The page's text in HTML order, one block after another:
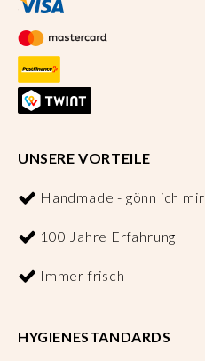
UNSERE VORTEILE
Handmade - gönn ich mir
100 Jahre Erfahrung
Immer frisch
HYGIENESTANDARDS